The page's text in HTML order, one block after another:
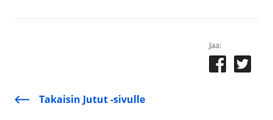
Jaa:
Takaisin Jutut -sivulle